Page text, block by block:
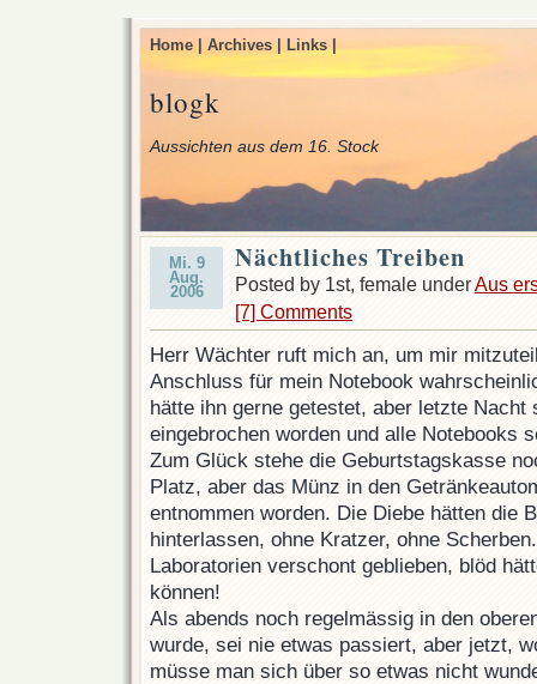
Home | Archives | Links |
blogk
Aussichten aus dem 16. Stock
Mi. 9
Aug.
2006
Nächtliches Treiben
Posted by 1st, female underAus
[7] Comments
Herr Wächter ruft mich an, um mir
Anschluss für mein Notebook
hätte ihn gerne getestet, aber letzte Nacht
eingebrochen worden und alle Notebooks
Zum Glück stehe die Geburtstagskasse
Platz, aber das Münz in den
entnommen worden. Die Diebe hätten die
hinterlassen, ohne Kratzer, ohne
Laboratorien verschont geblieben, blöd
können!
Als abends noch regelmässig in den
wurde, sei nie etwas passiert, aber jetzt,
müsse man sich über so etwas nicht